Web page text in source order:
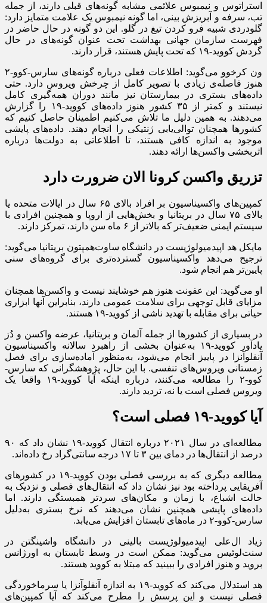
استراتوس و نیمبوس علائمی مشابه گونه‌های قبلی دارند، از جمله
تب، سرفه و آبریزش بینی، اما گونه نیمبوس یک علامت متمایز دارد:
گلودردی شبیه فرو کردن تیغ در گلو. این دو گونه در حال حاضر در
فهرست سازمان جهانی بهداشت تحت عنوان گونه‌های در حال
گردش کووید-۱۹ که تحت پایش هستند، قرار دارند.
ون کرخوو می‌گوید: اطلاعات فعلی درباره گونه‌های سارس-کوو-۲
هنوز فاصله‌ی زیادی با تصویر کامل از چرخش ویروس دارد. حتی
داده‌های بستری در بیمارستان نیز مانند دوران همه‌گیری کامل
نیستند و کمتر از ۳۵ کشور هنوز داده‌های کووید-۱۹ را گزارش
می‌دهند. به همین دلیل ما تلاش می‌کنیم اطمینان حاصل کنیم که
کشور‌ها همچنان توالی‌یابی ژنتیکی را انجام دهند. داده‌های پایشی
موجود به اندازه کافی هستند، تا اطلاعاتی به دولت‌ها درباره
اثربخشی واکسن‌ها ارائه دهند.
تزریق واکسن کرونا الان ضرورت دارد
کمپین‌های واکسیناسیون بر افراد بالای ۶۵ سال در ایالات متحده یا
بالای ۷۵ سال در بریتانیا و بخش‌هایی از اروپا و همچنین افرادی با
سیستم ایمنی ضعیف‌تر که بالاتر از ۶ ماه سن دارند، تمرکز دارند.
مایکل هد اپیدمیولوژیست در دانشگاه ساوت‌همپتون بریتانیا می‌گوید:
ترجیح می‌دهد واکسیناسیون گسترده‌تری برای گروه‌های سنی
پایین‌تر هم انجام شود.
او می‌گوید: این عفونت هنوز هم خوشایند نیست و واکسن‌ها همچنان
مزایای قابل توجهی برای سلامت عمومی دارند، بنابراین آنها ابزاری
حیاتی برای مقابله با تهدید ناشی از کووید-۱۹ هستند.
در بسیاری از کشور‌ها از جمله آلمان و بریتانیا، عرضه واکسن و دُز
یادآور کووید-۱۹ به‌عنوان بخشی از راهبرد سالانه واکسیناسیون
آنفلوآنزا در پاییز انجام می‌شود، به‌منظور آماده‌سازی برای فصل
زمستانی ویروس‌های تنفسی. با این حال، پژوهشگرانی که سارس-
کوو-۲ را مطالعه می‌کنند، درباره اینکه آیا کووید-۱۹ واقعا یک
ویروس فصلی است یا نه، تردید دارند.
آیا کووید-۱۹ فصلی است؟
مطالعه‌ای در سال ۲۰۲۱ درباره انتقال کووید-۱۹ نشان داد که ۹۰
درصد از انتقال‌ها در دمای بین ۳ تا ۱۷ درجه سانتی‌گراد رخ داده‌اند.
مطالعه دیگری که به بررسی فصلی بودن کووید-۱۹ در کشور‌های
آفریقایی پرداخته بود نیز نشان داد که انتقال‌های فصلی و نزدیک به
حالت اشباع، با زمان و مکان‌های سردتر همبستگی دارند. اما
داده‌های پایشی همچنین نشان می‌دهند که نرخ بستری به‌دلیل
سارس-کوو-۲ در ماه‌های تابستان افزایش می‌یابد.
زیاد ال‌علی اپیدمیولوژیست بالینی در دانشگاه واشینگتن در
سنت‌لوئیس می‌گوید: ممکن است در وسط تابستان به اورژانس
بروید و هنوز افرادی را ببینید که مبتلا به کووید هستند.
هد استدلال می‌کند که کووید-۱۹ به اندازه آنفلوآنزا یا سرماخوردگی
فصلی نیست و این پرسش را مطرح می‌کند که آیا کمپین‌های